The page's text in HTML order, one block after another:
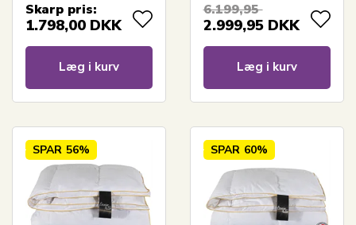
Skarp pris:
1.798,00 DKK
Læg i kurv
varm
6.199,95
2.999,95 DKK
Læg i kurv
SPAR 56% SPAR 60%